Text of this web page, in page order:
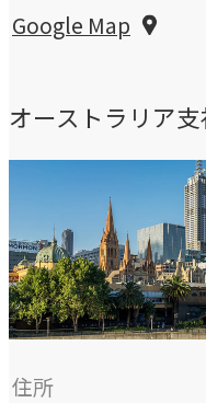
Google Map
オーストラリア
住所